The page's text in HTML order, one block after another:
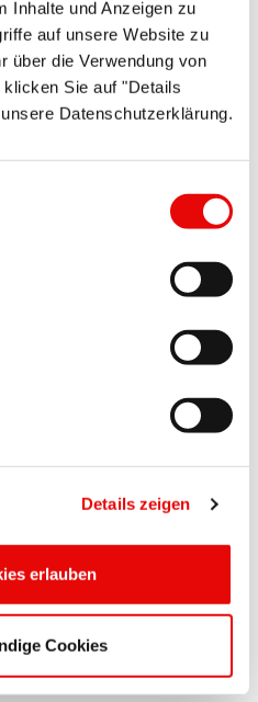
Inhalte und Anzeigen zu
auf unsere Website zu
über die Verwendung von
Sie auf "Details
Datenschutzerklärung.
Details zeigen
erlauben
Cookies
Flachdichtung
mit Greifrand